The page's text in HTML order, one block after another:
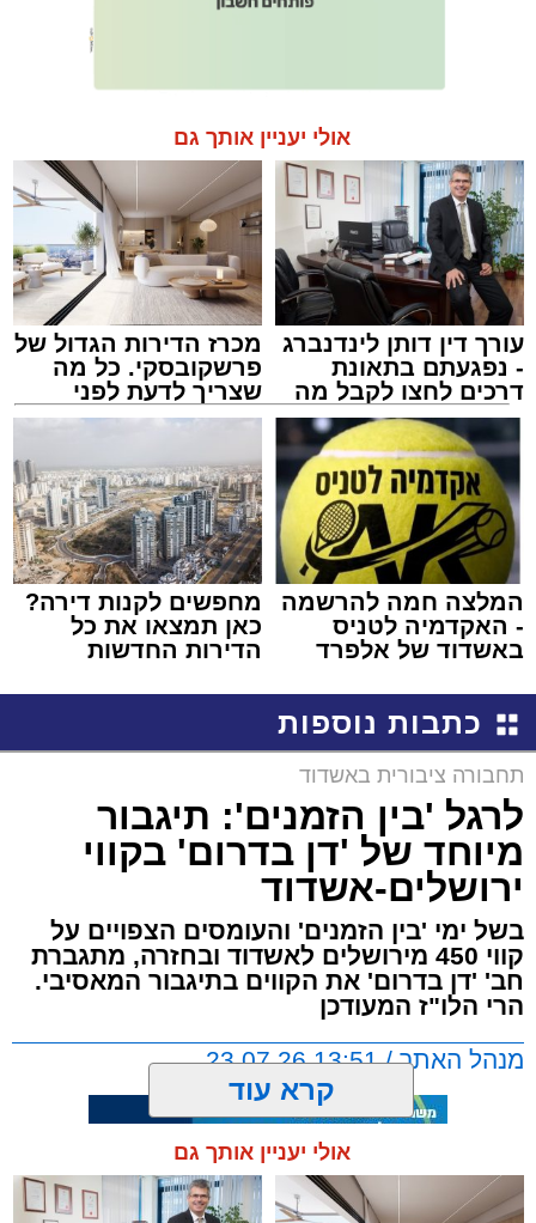
אולי יעניין אותך גם
עורך דין דותן לינדנברג
- נפגעתם בתאונת
דרכים לחצו לקבל מה
שמגיע לכם
מכרז הדירות הגדול של
פרשקובסקי. כל מה
שצריך לדעת לפני
שמגישים הצעה לדירה
המלצה חמה להרשמה
- האקדמיה לטניס
באשדוד של אלפרד
מחפשים לקנות דירה?
כאן תמצאו את כל
הדירות החדשות
כתבות נוספות
תחבורה ציבורית באשדוד
לרגל 'בין הזמנים': תיגבור
מיוחד של 'דן בדרום' בקווי
ירושלים-אשדוד
בשל ימי 'בין הזמנים' והעומסים הצפויים על
קווי 450 מירושלים לאשדוד ובחזרה, מתגברת
חב' 'דן בדרום' את הקווים בתיגבור המאסיבי.
הרי הלו"ז המעודכן
מנהל האתר / 13:51 23.07.26
קרא עוד
אולי יעניין אותך גם